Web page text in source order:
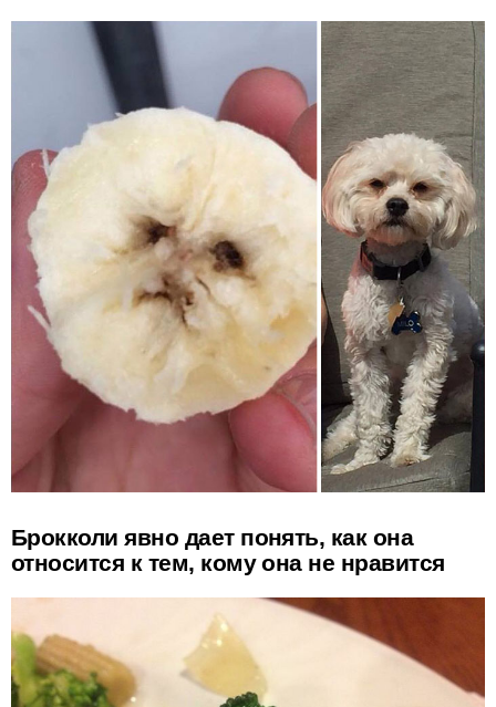
Брокколи явно дает понять, как она
относится к тем, кому она не нравится